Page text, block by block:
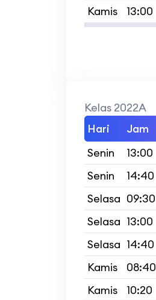
Kamis
13:00
Kelas 2022A
Hari
Jam
Senin
13:00
Senin
14:40
Selasa 09:30
Selasa 13:00
Selasa 14:40
Kamis
08:40
Kamis
10:20